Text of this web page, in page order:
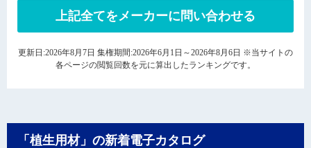
上記全てをメーカーに問い合わせる
更新日:2026年8月7日 集権期間:2026年6月1日～2026年8月6日 ※当サイトの
各ページの閲覧回数を元に算出したランキングです。
「植生用材」の新着電子カタログ